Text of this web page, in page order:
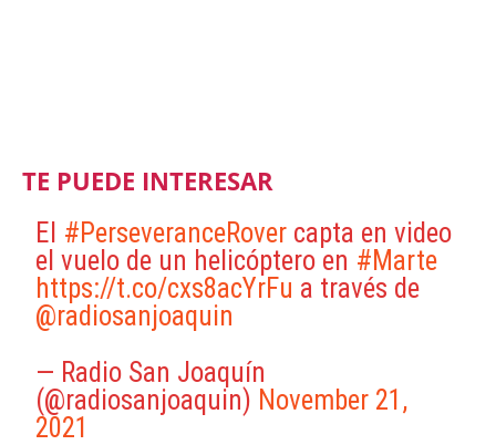
TE PUEDE INTERESAR
El #PerseveranceRover capta en video
el vuelo de un helicóptero en #Marte
https://t.co/cxs8acYrFu a través de
@radiosanjoaquin
— Radio San Joaquín
(@radiosanjoaquin) November 21,
2021